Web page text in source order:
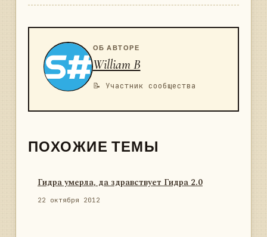
ОБ АВТОРЕ
William B
📝 Участник сообщества
ПОХОЖИЕ ТЕМЫ
Гидра умерла, да здравствует Гидра 2.0
22 октября 2012